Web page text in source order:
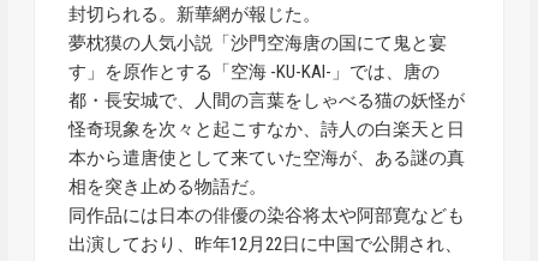
封切られる。新華網が報じた。
夢枕獏の人気小説「沙門空海唐の国にて鬼と宴
す」を原作とする「空海 -KU-KAI-」では、唐の
都・長安城で、人間の言葉をしゃべる猫の妖怪が
怪奇現象を次々と起こすなか、詩人の白楽天と日
本から遣唐使として来ていた空海が、ある謎の真
相を突き止める物語だ。
同作品には日本の俳優の染谷将太や阿部寛なども
出演しており、昨年12月22日に中国で公開され、